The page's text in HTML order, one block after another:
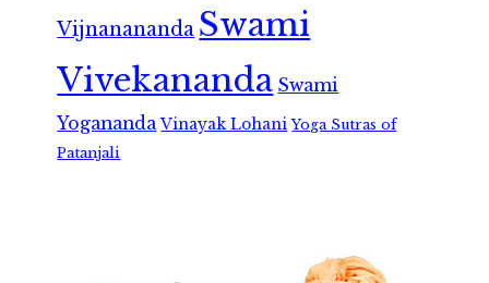
Vijnanananda Swami
Vivekananda Swami
Yogananda Vinayak Lohani Yoga Sutras of
Patanjali